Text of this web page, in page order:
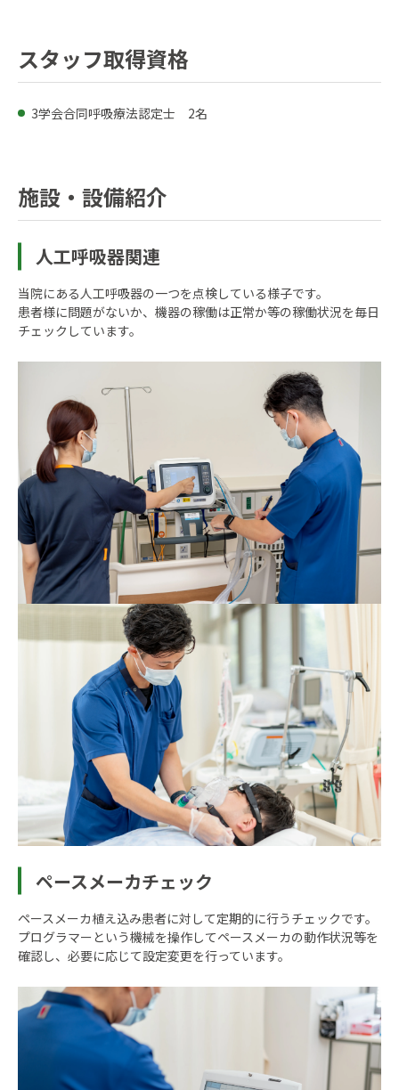
スタッフ取得資格
3学会合同呼吸療法認定士 2名
施設・設備紹介
人工呼吸器関連
当院にある人工呼吸器の一つを点検している様子です。
患者様に問題がないか、機器の稼働は正常か等の稼働状況を毎日
チェックしています。
ペースメーカチェック
ペースメーカ植え込み患者に対して定期的に行うチェックです。
プログラマーという機械を操作してペースメーカの動作状況等を
確認し、必要に応じて設定変更を行っています。